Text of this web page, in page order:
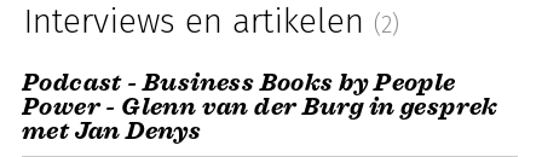
Interviews en artikelen (2)
Podcast - Business Books by People
Power - Glenn van der Burg in gesprek
met Jan Denys